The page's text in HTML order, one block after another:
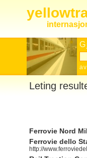
Leting
Ferrovie Nord
Ferrovie dello
http://